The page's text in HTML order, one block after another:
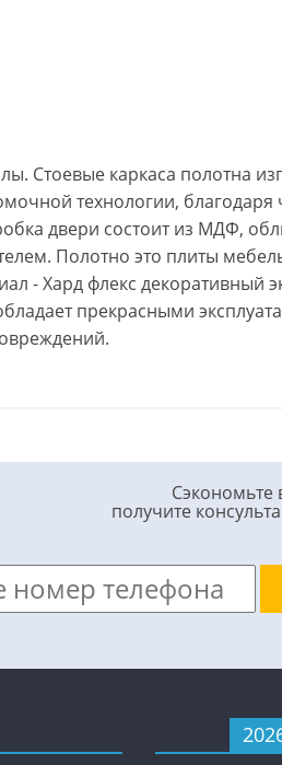
Стоевые каркаса полотна
технологии, благодаря
двери состоит из МДФ,
Полотно это плиты
- Хард флекс декоративный
прекрасными
Сэкономьте
получите